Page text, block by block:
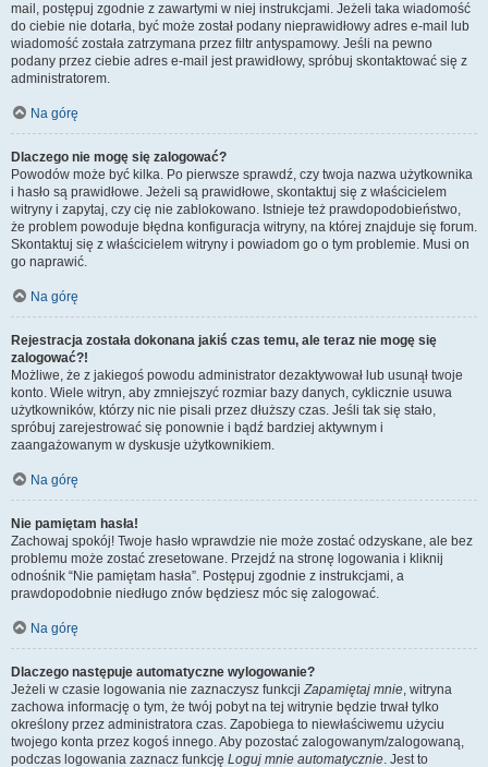
mail, postępuj zgodnie z zawartymi w niej instrukcjami. Jeżeli taka wiadomość
do ciebie nie dotarła, być może został podany nieprawidłowy adres e-mail lub
wiadomość została zatrzymana przez filtr antyspamowy. Jeśli na pewno
podany przez ciebie adres e-mail jest prawidłowy, spróbuj skontaktować się z
administratorem.
Na górę
Dlaczego nie mogę się zalogować?
Powodów może być kilka. Po pierwsze sprawdź, czy twoja nazwa użytkownika
i hasło są prawidłowe. Jeżeli są prawidłowe, skontaktuj się z właścicielem
witryny i zapytaj, czy cię nie zablokowano. Istnieje też prawdopodobieństwo,
że problem powoduje błędna konfiguracja witryny, na której znajduje się forum.
Skontaktuj się z właścicielem witryny i powiadom go o tym problemie. Musi on
go naprawić.
Na górę
Rejestracja została dokonana jakiś czas temu, ale teraz nie mogę się
zalogować?!
Możliwe, że z jakiegoś powodu administrator dezaktywował lub usunął twoje
konto. Wiele witryn, aby zmniejszyć rozmiar bazy danych, cyklicznie usuwa
użytkowników, którzy nic nie pisali przez dłuższy czas. Jeśli tak się stało,
spróbuj zarejestrować się ponownie i bądź bardziej aktywnym i
zaangażowanym w dyskusje użytkownikiem.
Na górę
Nie pamiętam hasła!
Zachowaj spokój! Twoje hasło wprawdzie nie może zostać odzyskane, ale bez
problemu może zostać zresetowane. Przejdź na stronę logowania i kliknij
odnośnik “Nie pamiętam hasła”. Postępuj zgodnie z instrukcjami, a
prawdopodobnie niedługo znów będziesz móc się zalogować.
Na górę
Dlaczego następuje automatyczne wylogowanie?
Jeżeli w czasie logowania nie zaznaczysz funkcjiZapamiętaj mnie, witryna
zachowa informację o tym, że twój pobyt na tej witrynie będzie trwał tylko
określony przez administratora czas. Zapobiega to niewłaściwemu użyciu
twojego konta przez kogoś innego. Aby pozostać zalogowanym/zalogowaną,
podczas logowania zaznacz funkcję Loguj mnie automatycznie. Jest to